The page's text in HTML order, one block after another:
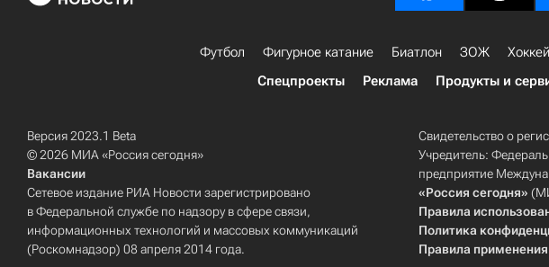
Футбол Фигурное катание Биатлон ЗОЖ Хоккей
Спецпроекты
Реклама Продукты и
Версия 2023.1 Beta
© 2026 МИА «Россия сегодня»
Вакансии
Сетевое издание РИА Новости зарегистрировано
в Федеральной службе по надзору в сфере связи,
информационных технологий и массовых коммуникаций
(Роскомнадзор) 08 апреля 2014 года.
Свидетельство о
Учредитель:
предприятие
«Россия сегодня»
Правила
Политика
Правила